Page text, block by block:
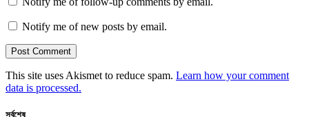
Notify me of new posts by email.
This site uses Akismet to reduce spam. Learn how your comment
data is processed.
সর্বশেষ